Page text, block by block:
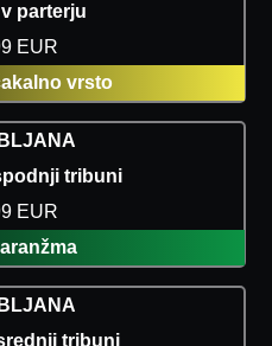
parterju
EUR
vrsto
tribuni
EUR
tribuni